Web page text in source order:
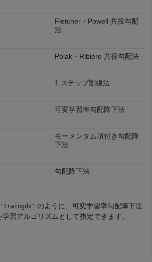
Fletcher・Powell 共役勾配
法
Polak・Ribiére 共役勾配法
1 ステップ割線法
可変学習率勾配降下法
モーメンタム項付き勾配降
下法
勾配降下法
'traingdx' のように、可変学習率勾配降下法
習アルゴリズムとして指定できます。